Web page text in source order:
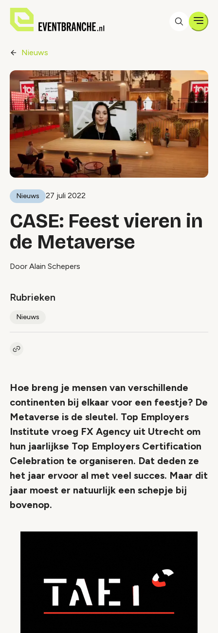
Nieuws
Nieuws 27 juli 2022
CASE: Feest vieren in
de Metaverse
Door Alain Schepers
Rubrieken
Nieuws
Kopieer link naar artikel
Hoe breng je mensen van verschillende
continenten bij elkaar voor een feestje? De
Metaverse is de sleutel. Top Employers
Institute vroeg FX Agency uit Utrecht om
hun jaarlijkse Top Employers Certification
Celebration te organiseren. Dat deden ze
het jaar ervoor al met veel succes. Maar dit
jaar moest er natuurlijk een schepje bij
bovenop.